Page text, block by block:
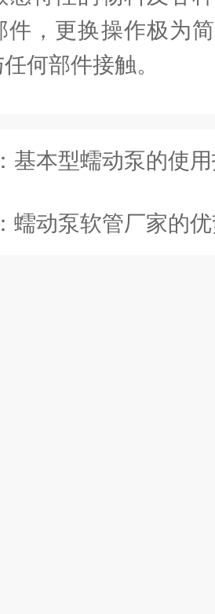
件，更换操作极为
何部件接触。
基本型蠕动泵的使
蠕动泵软管厂家的